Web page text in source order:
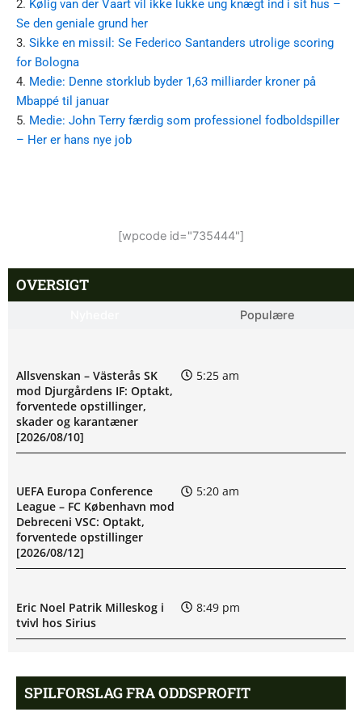
2. Kølig van der Vaart vil ikke lukke ung knægt ind i sit hus –
Se den geniale grund her
3. Sikke en missil: Se Federico Santanders utrolige scoring
for Bologna
4. Medie: Denne storklub byder 1,63 milliarder kroner på
Mbappé til januar
5. Medie: John Terry færdig som professionel fodboldspiller
– Her er hans nye job
[wpcode id="735444"]
OVERSIGT
Populære
Allsvenskan – Västerås SK
mod Djurgårdens IF: Optakt,
forventede opstillinger,
skader og karantæner
[2026/08/10]
5:25 am
UEFA Europa Conference
League – FC København mod
Debreceni VSC: Optakt,
forventede opstillinger
[2026/08/12]
5:20 am
Eric Noel Patrik Milleskog i
tvivl hos Sirius
8:49 pm
Rangers afviser gigantbud på
Chermiti
8:42 pm
SPILFORSLAG FRA ODDSPROFIT